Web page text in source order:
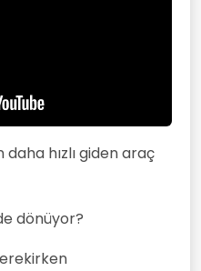
hızlı giden araç
dönüyor?